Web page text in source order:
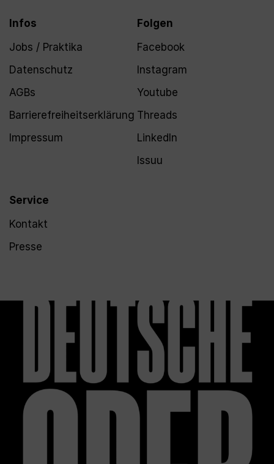
Infos
Jobs / Praktika
Datenschutz
AGBs
Barrierefreiheitserklärung
Impressum
Service
Kontakt
Presse
Folgen
Facebook
Instagram
Youtube
Threads
LinkedIn
Issuu